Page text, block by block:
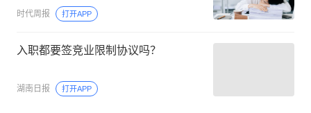
时代周报 打开APP
入职都要签竞业限制协议吗？
湖南日报 打开APP